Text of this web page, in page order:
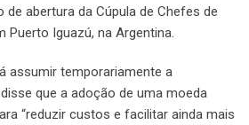
abertura da Cúpula de Chefes de
Puerto Iguazú, na Argentina.
assumir temporariamente a
que a adoção de uma moeda
“reduzir custos e facilitar ainda mais